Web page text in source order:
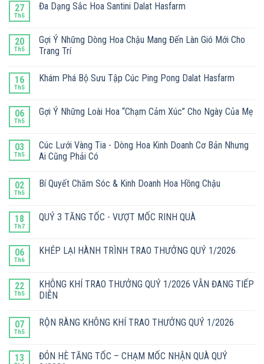
27
Th5
Đa Dạng Sắc Hoa Santini Dalat Hasfarm
20
Th5
Gợi Ý Những Dòng Hoa Chậu Mang Đến Làn Gió Mới Cho
Trang Trí
16
Th5
Khám Phá Bộ Sưu Tập Cúc Ping Pong Dalat Hasfarm
06
Th5
Gợi Ý Những Loài Hoa “Chạm Cảm Xúc” Cho Ngày Của Mẹ
03
Th5
Cúc Lưới Vàng Tia - Dòng Hoa Kinh Doanh Cơ Bản Nhưng
Ai Cũng Phải Có
02
Th5
Bí Quyết Chăm Sóc & Kinh Doanh Hoa Hồng Chậu
18
Th7
QUÝ 3 TĂNG TỐC - VƯỢT MỐC RINH QUÀ
06
Th6
KHÉP LẠI HÀNH TRÌNH TRAO THƯỞNG QUÝ 1/2026
22
Th5
KHÔNG KHÍ TRAO THƯỞNG QUÝ 1/2026 VẪN ĐANG TIẾP
DIỄN
07
Th5
RỘN RÀNG KHÔNG KHÍ TRAO THƯỞNG QUÝ 1/2026
13
ĐÓN HÈ TĂNG TỐC – CHẠM MỐC NHẬN QUÀ QUÝ